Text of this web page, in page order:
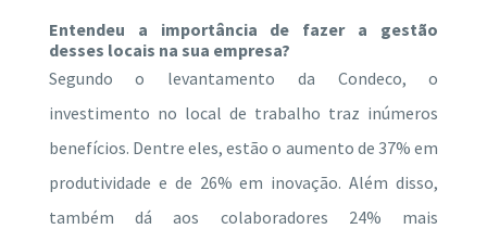
Entendeu a importância de fazer a gestão
desses locais na sua empresa?
Segundo o levantamento da Condeco, o
investimento no local de trabalho traz inúmeros
benefícios. Dentre eles, estão o aumento de 37% em
produtividade e de 26% em inovação. Além disso,
também dá aos colaboradores 24% mais